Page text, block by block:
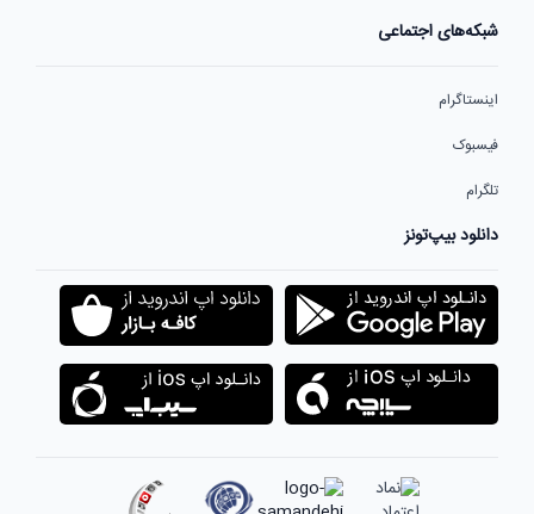
شبکه‌های اجتماعی
اینستاگرام
فیسبوک
تلگرام
دانلود بیپ‌تونز